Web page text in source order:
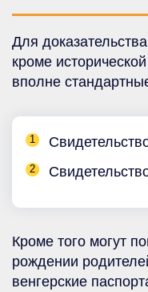
Для
кроме
вполне
Кроме того могут
рождении
венгерские